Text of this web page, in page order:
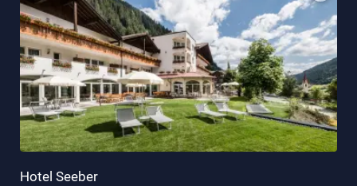
Hotel Seeber